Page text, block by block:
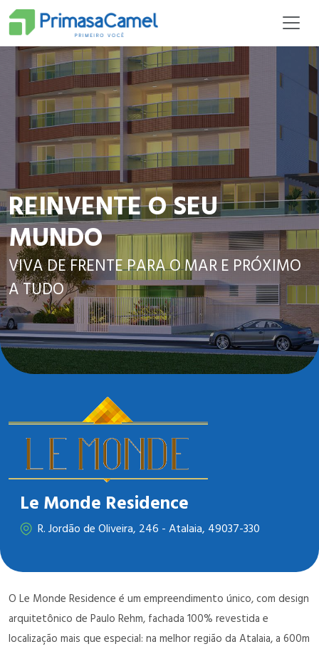
REINVENTE O SEU
MUNDO
VIVA DE FRENTE PARA O MAR E PRÓXIMO
A TUDO
Le Monde Residence
R. Jordão de Oliveira, 246 - Atalaia, 49037-330
O Le Monde Residence é um empreendimento único, com design
arquitetônico de Paulo Rehm, fachada 100% revestida e
localização mais que especial: na melhor região da Atalaia, a 600m